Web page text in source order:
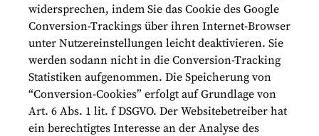
widersprechen, indem Sie das Cookie des Google
Conversion-Trackings über ihren Internet-Browser
unter Nutzereinstellungen leicht deaktivieren. Sie
werden sodann nicht in die Conversion-Tracking
Statistiken aufgenommen. Die Speicherung von
“Conversion-Cookies” erfolgt auf Grundlage von
Art. 6 Abs. 1 lit. f DSGVO. Der Websitebetreiber hat
ein berechtigtes Interesse an der Analyse des